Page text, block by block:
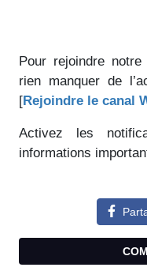
Pour rejoindre
rien manquer de
[Rejoindre le canal
Activez les
informations